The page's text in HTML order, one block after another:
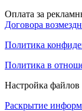
Оплата за
Договора
Политика
Политика в
Настройка файлов
Раскрытие